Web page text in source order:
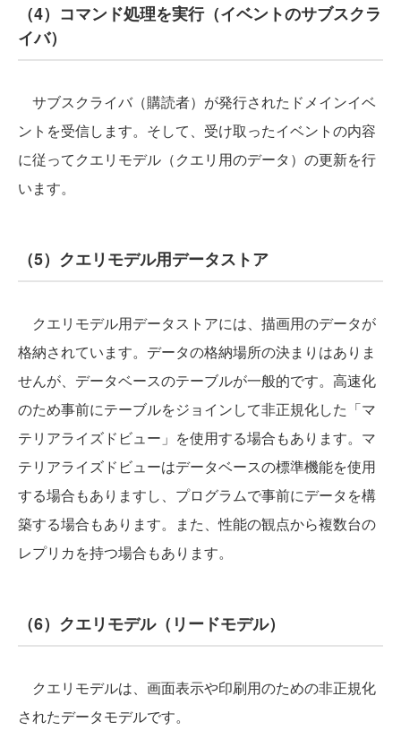
（4）コマンド処理を実行（イベントのサブスクラ
イバ）
サブスクライバ（購読者）が発行されたドメインイベ
ントを受信します。そして、受け取ったイベントの内容
に従ってクエリモデル（クエリ用のデータ）の更新を行
います。
（5）クエリモデル用データストア
クエリモデル用データストアには、描画用のデータが
格納されています。データの格納場所の決まりはありま
せんが、データベースのテーブルが一般的です。高速化
のため事前にテーブルをジョインして非正規化した「マ
テリアライズドビュー」を使用する場合もあります。マ
テリアライズドビューはデータベースの標準機能を使用
する場合もありますし、プログラムで事前にデータを構
築する場合もあります。また、性能の観点から複数台の
レプリカを持つ場合もあります。
（6）クエリモデル（リードモデル）
クエリモデルは、画面表示や印刷用のための非正規化
されたデータモデルです。